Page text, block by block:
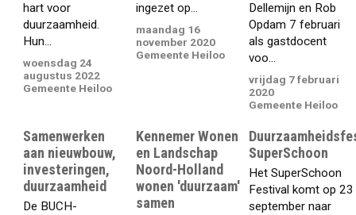
hart voor
duurzaamheid.
Hun...
woensdag 24
augustus 2022
Gemeente Heiloo
ingezet op...
maandag 16
november 2020
Gemeente Heiloo
Dellemijn en Rob
Opdam 7 februari
als gastdocent
voo...
vrijdag 7 februari
2020
Gemeente Heiloo
Samenwerken
aan nieuwbouw,
investeringen,
duurzaamheid
De BUCH-
Kennemer Wonen
en Landschap
Noord-Holland
wonen 'duurzaam'
samen
SuperSchoon
Het SuperSchoon
Festival komt op 23
september naar